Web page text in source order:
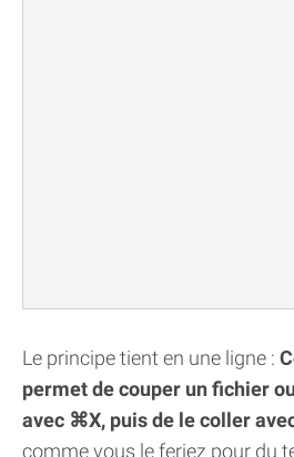
Le principe tient en une ligne :
permet de couper un fichier
avec ⌘X, puis de le coller
comme vous le feriez pour du